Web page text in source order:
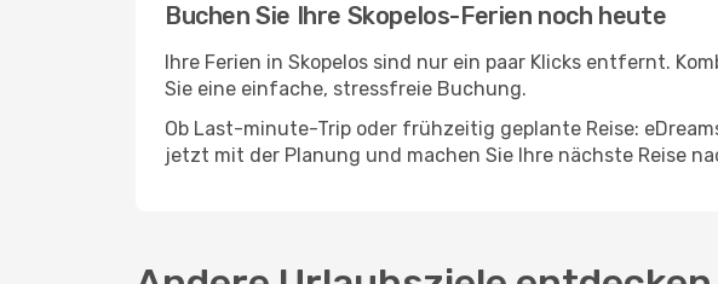
Buchen Sie Ihre Skopelos-Ferien noch heute
Ihre Ferien in Skopelos sind nur ein paar Klicks entfernt.
Sie eine einfache, stressfreie Buchung.
Ob Last-minute-Trip oder frühzeitig geplante Reise:
jetzt mit der Planung und machen Sie Ihre nächste Reise